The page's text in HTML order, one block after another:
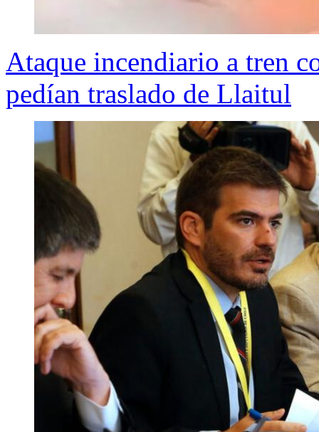
Ataque incendiario a tren
pedían traslado de Llaitul